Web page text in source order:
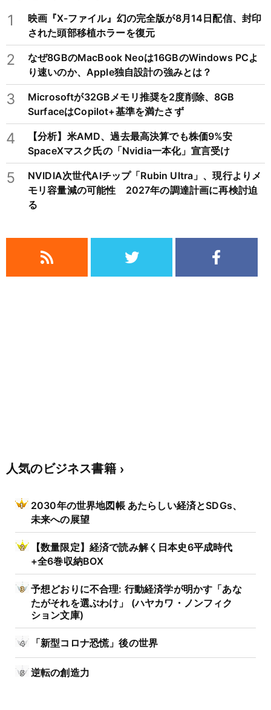
1
映画『X-ファイル』幻の完全版が8月14日配信、封印
された頭部移植ホラーを復元
2
なぜ8GBのMacBook Neoは16GBのWindows PCよ
り速いのか、Apple独自設計の強みとは？
3
Microsoftが32GBメモリ推奨を2度削除、8GB
SurfaceはCopilot+基準を満たさず
4
【分析】米AMD、過去最高決算でも株価9%安
SpaceXマスク氏の「Nvidia一本化」宣言受け
5
NVIDIA次世代AIチップ「Rubin Ultra」、現行よりメ
モリ容量減の可能性 2027年の調達計画に再検討迫
る
人気のビジネス書籍
2030年の世界地図帳 あたらしい経済とSDGs、
未来への展望
【数量限定】経済で読み解く日本史6平成時代
+全6巻収納BOX
予想どおりに不合理: 行動経済学が明かす「あな
たがそれを選ぶわけ」 (ハヤカワ・ノンフィク
ション文庫)
「新型コロナ恐慌」後の世界
逆転の創造力